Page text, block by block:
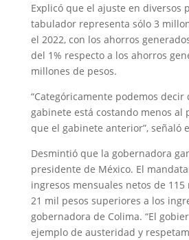
Explicó que el ajuste en diversos
tabulador representa sólo 3
el 2022, con los ahorros
del 1% respecto a los ahorros
millones de pesos.
“Categóricamente podemos decir
gabinete está costando menos al
que el gabinete anterior”, señaló
Desmintió que la gobernadora
presidente de México. El
ingresos mensuales netos de 115
21 mil pesos superiores a los
gobernadora de Colima. “El
ejemplo de austeridad y